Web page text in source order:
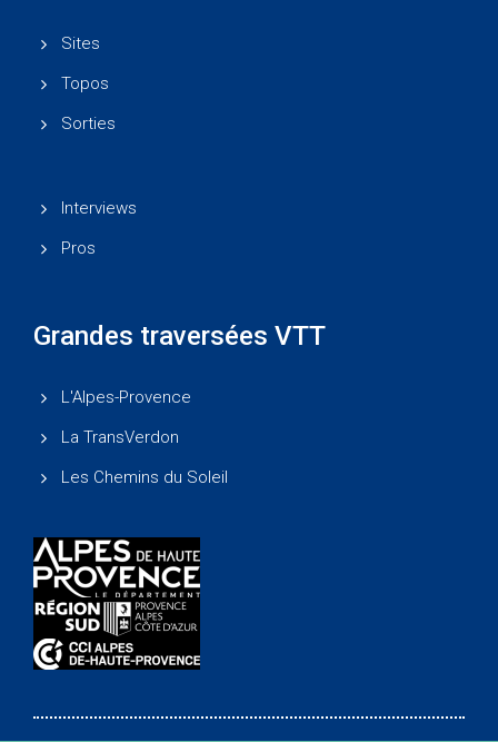
Sites
Topos
Sorties
Interviews
Pros
Grandes traversées VTT
L'Alpes-Provence
La TransVerdon
Les Chemins du Soleil